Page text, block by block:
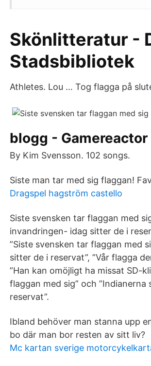
Skönlitteratur -
Stadsbibliotek
Athletes. Lou … Tog flagga på
blogg - Gamereactor
By Kim Svensson. 102 songs.
Siste man tar med sig flaggan!
Dragspel hagström castello
Siste svensken tar flaggan med
invandringen- idag sitter de i
”Siste svensken tar flaggan med
sitter de i reservat”, ”Vår flagga
”Han kan omöjligt ha missat SD-
flaggan med sig” och
reservat”.
Ibland behöver man stanna upp
bo där man bor resten av sitt liv?
Mc kartan sverige